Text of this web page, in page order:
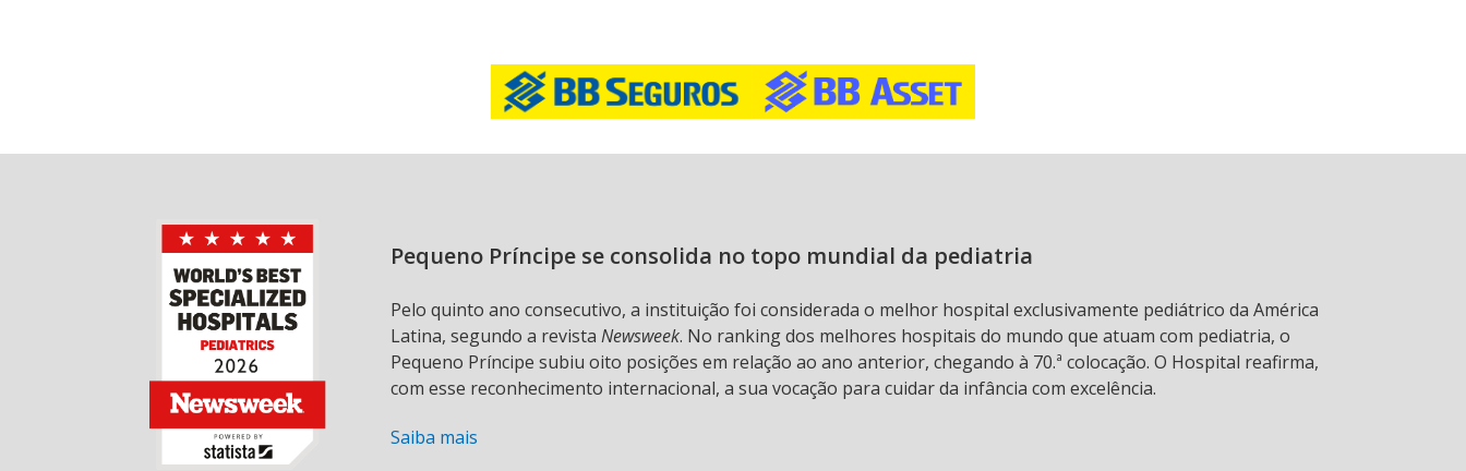
Pequeno Príncipe se consolida no topo mundial da pediatria
Pelo quinto ano consecutivo, a instituição foi considerada o melhor hospital exclusivamente pediátrico da América
Latina, segundo a revista Newsweek. No ranking dos melhores hospitais do mundo que atuam com pediatria, o
Pequeno Príncipe subiu oito posições em relação ao ano anterior, chegando à 70.ª colocação. O Hospital reafirma,
com esse reconhecimento internacional, a sua vocação para cuidar da infância com excelência.
Saiba mais